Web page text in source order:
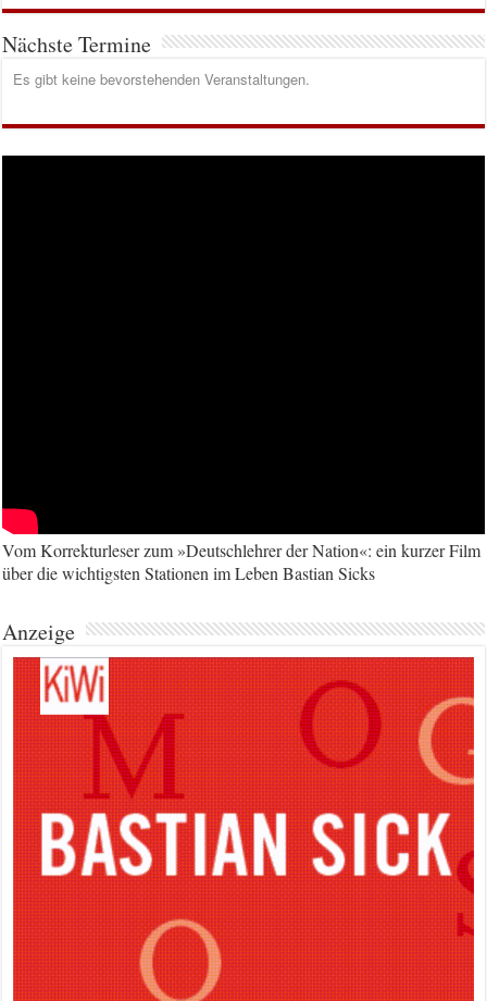
Nächste Termine
Es gibt keine bevorstehenden Veranstaltungen.
Vom Korrekturleser zum »Deutschlehrer der Nation«: ein kurzer Film
über die wichtigsten Stationen im Leben Bastian Sicks
Anzeige